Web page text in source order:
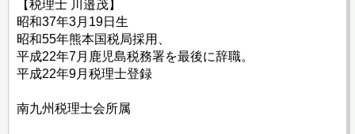
【税理士 川邉茂】
昭和37年3月19日生
昭和55年熊本国税局採用、
平成22年7月鹿児島税務署を最後に辞職。
平成22年9月税理士登録
南九州税理士会所属